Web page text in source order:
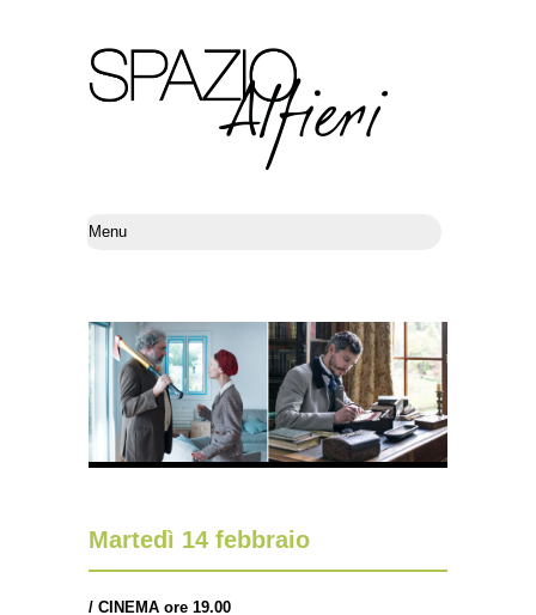
Martedì 14 febbraio
/ CINEMA ore 19.00